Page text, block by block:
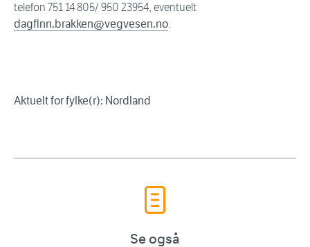
telefon 751 14 805/ 950 23954, eventuelt
dagfinn.brakken@vegvesen.no.
Aktuelt for fylke(r): Nordland
Se også